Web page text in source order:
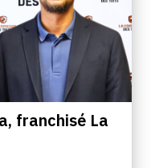
franchisé La